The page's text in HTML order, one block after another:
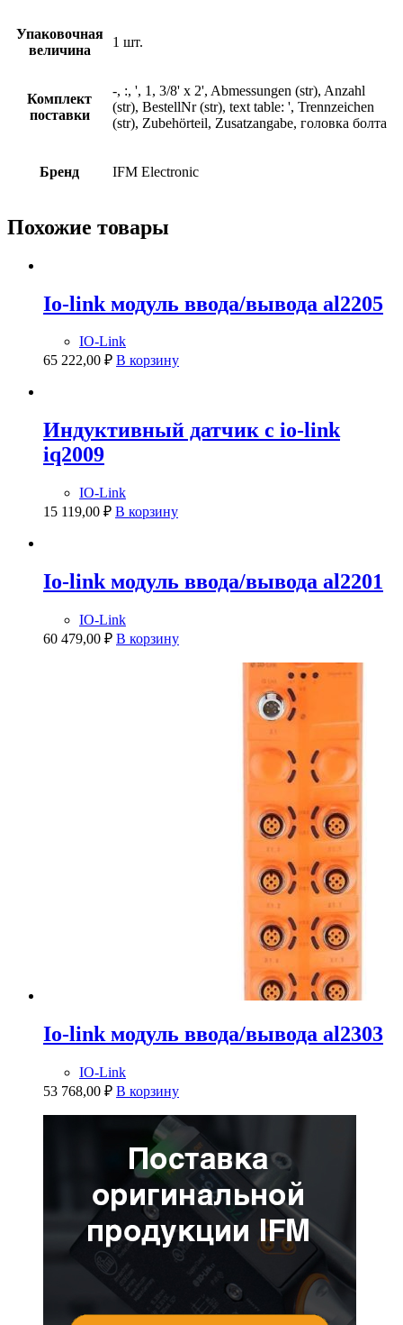
Упаковочная
величина
1 шт.
Комплект
поставки
-, :, ', 1, 3/8' x 2', Abmessungen (str), Anzahl
(str), BestellNr (str), text table: ', Trennzeichen
(str), Zubehörteil, Zusatzangabe, головка болта
Бренд IFM Electronic
Похожие товары
Io-link модуль ввода/вывода al2205
IO-Link
65 222,00 ₽ В корзину
Индуктивный датчик с io-link
iq2009
IO-Link
15 119,00 ₽ В корзину
Io-link модуль ввода/вывода al2201
IO-Link
60 479,00 ₽ В корзину
Io-link модуль ввода/вывода al2303
IO-Link
53 768,00 ₽ В корзину